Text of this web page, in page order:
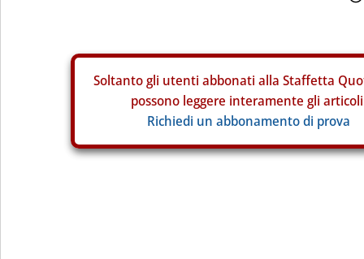
Soltanto gli utenti abbonati alla Staffetta
possono leggere interamente gli
Richiedi un abbonamento di prova